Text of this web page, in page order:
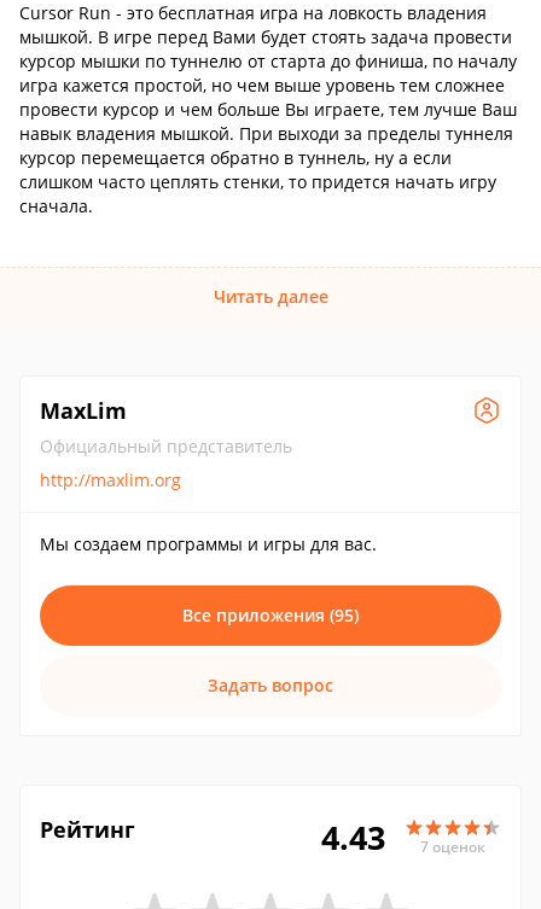
Cursor Run - это бесплатная игра на ловкость владения
мышкой. В игре перед Вами будет стоять задача провести
курсор мышки по туннелю от старта до финиша, по началу
игра кажется простой, но чем выше уровень тем сложнее
провести курсор и чем больше Вы играете, тем лучше Ваш
навык владения мышкой. При выходи за пределы туннеля
курсор перемещается обратно в туннель, ну а если
слишком часто цеплять стенки, то придется начать игру
сначала.
Читать далее
MaxLim
Официальный представитель
http://maxlim.org
Мы создаем программы и игры для вас.
Все приложения (95)
Задать вопрос
Рейтинг 4.43 7 оценок